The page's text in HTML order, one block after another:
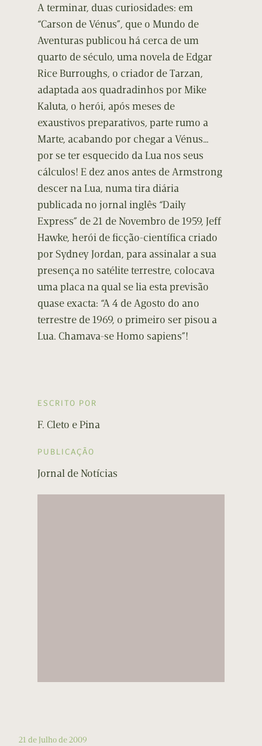
A terminar, duas curiosidades: em
“Carson de Vénus”, que o Mundo de
Aventuras publicou há cerca de um
quarto de século, uma novela de Edgar
Rice Burroughs, o criador de Tarzan,
adaptada aos quadradinhos por Mike
Kaluta, o herói, após meses de
exaustivos preparativos, parte rumo a
Marte, acabando por chegar a Vénus…
por se ter esquecido da Lua nos seus
cálculos! E dez anos antes de Armstrong
descer na Lua, numa tira diária
publicada no jornal inglês “Daily
Express” de 21 de Novembro de 1959, Jeff
Hawke, herói de ficção-científica criado
por Sydney Jordan, para assinalar a sua
presença no satélite terrestre, colocava
uma placa na qual se lia esta previsão
quase exacta: “A 4 de Agosto do ano
terrestre de 1969, o primeiro ser pisou a
Lua. Chamava-se Homo sapiens”!
ESCRITO POR
F. Cleto e Pina
PUBLICAÇÃO
Jornal de Notícias
21 de Julho de 2009